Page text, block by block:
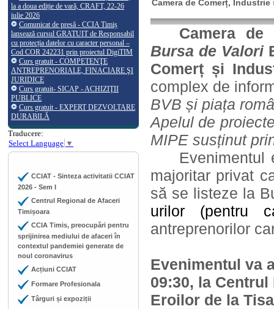
la a doua ediție de vară, CRAFT, 22-26
iulie 2026
Comunicat de presă - CCIA Timiș
lansează cursul GRATUIT de Responsabil
cu protecția datelor cu caracter personal –
Cod COR 242231 prin proiectul DigiTIM
Curs gratuit - COMPETENŢE
ANTREPRENORIALE, FINACIARE ŞI
JURIDICE
Curs gratuit- SICAP - ACHIZIŢII
PUBLICE
Curs gratuit - EXPERT DEZVOLTARE
DURABILĂ
Traducere:
Select Language ▼
CCIAT - Sinteza activitatii CCIAT
2026 - Sem I
Centrul Regional de Afaceri
Timișoara
CCIA Timis, preocupări pentru
sprijinirea mediului de afaceri în
contextul pandemiei generate de
noul coronavirus
Acțiuni CCIAT
Formare Profesionala
Târguri și expoziții
Camera de Comerț,
Camera
Bursa de Valori
Comerț și
complex de
BVB și piața
Apelul de
MIPE susținut
majoritar privat
să se listeze la
urilor (pentru
antreprenorilor
Evenimentul va
09:30, la
Eroilor de la